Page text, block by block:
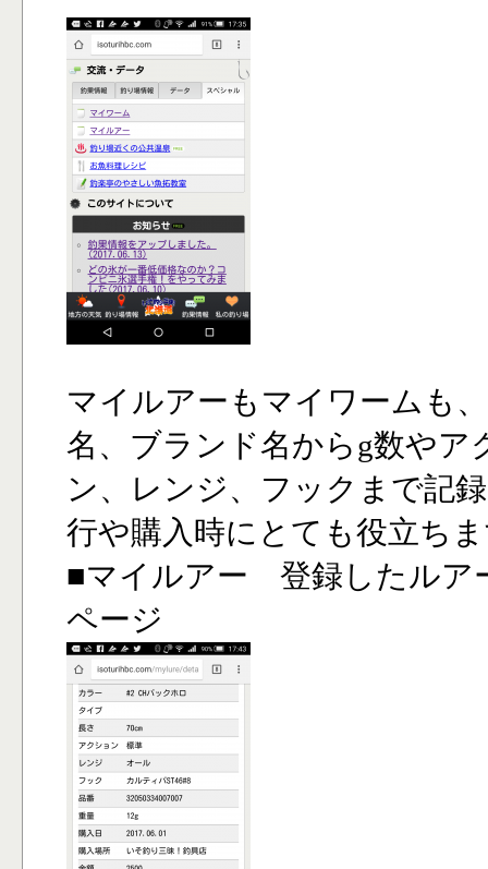
マイルアーもマイワームも
名、ブランド名からg数やア
ン、レンジ、フックまで記
行や購入時にとても役立ち
■マイルアー 登録したルア
ページ